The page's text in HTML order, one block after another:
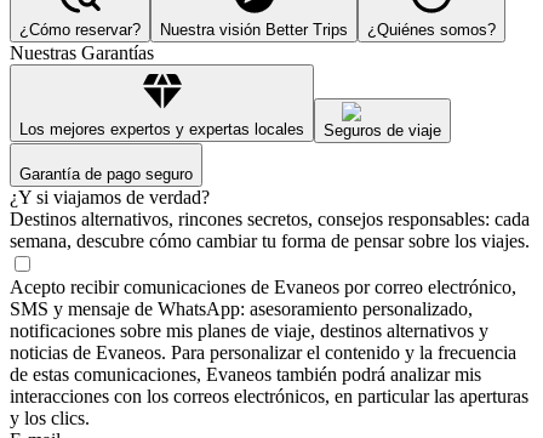
¿Cómo reservar? Nuestra visión Better Trips ¿Quiénes somos?
Nuestras Garantías
Los mejores expertos y expertas locales Seguros de viaje
Garantía de pago seguro
¿Y si viajamos de verdad?
Destinos alternativos, rincones secretos, consejos responsables: cada
semana, descubre cómo cambiar tu forma de pensar sobre los viajes.
Acepto recibir comunicaciones de Evaneos por correo electrónico,
SMS y mensaje de WhatsApp: asesoramiento personalizado,
notificaciones sobre mis planes de viaje, destinos alternativos y
noticias de Evaneos. Para personalizar el contenido y la frecuencia
de estas comunicaciones, Evaneos también podrá analizar mis
interacciones con los correos electrónicos, en particular las aperturas
y los clics.